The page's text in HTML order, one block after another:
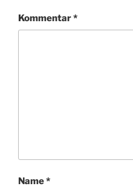
Kommentar*
Name*